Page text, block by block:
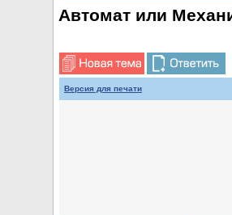
Автомат или
Версия для печати